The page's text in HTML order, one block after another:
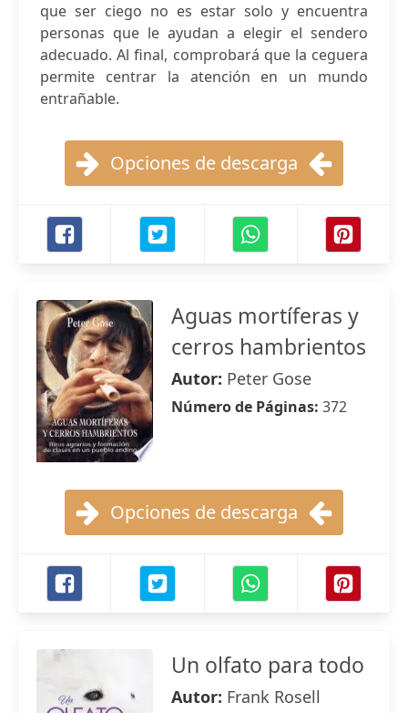
que ser ciego no es estar solo y encuentra
personas que le ayudan a elegir el sendero
adecuado. Al final, comprobará que la ceguera
permite centrar la atención en un mundo
entrañable.
Opciones de descarga
Aguas mortíferas y
cerros hambrientos
Autor: Peter Gose
Número de Páginas: 372
Opciones de descarga
Un olfato para todo
Autor: Frank Rosell